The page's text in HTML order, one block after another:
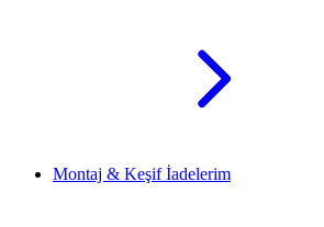
Montaj & Keşif İadelerim